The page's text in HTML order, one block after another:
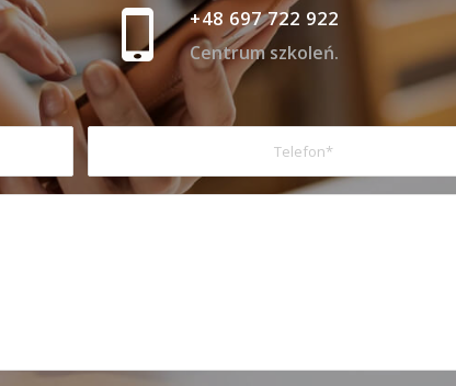
+48 697 722 922
Centrum szkoleń.